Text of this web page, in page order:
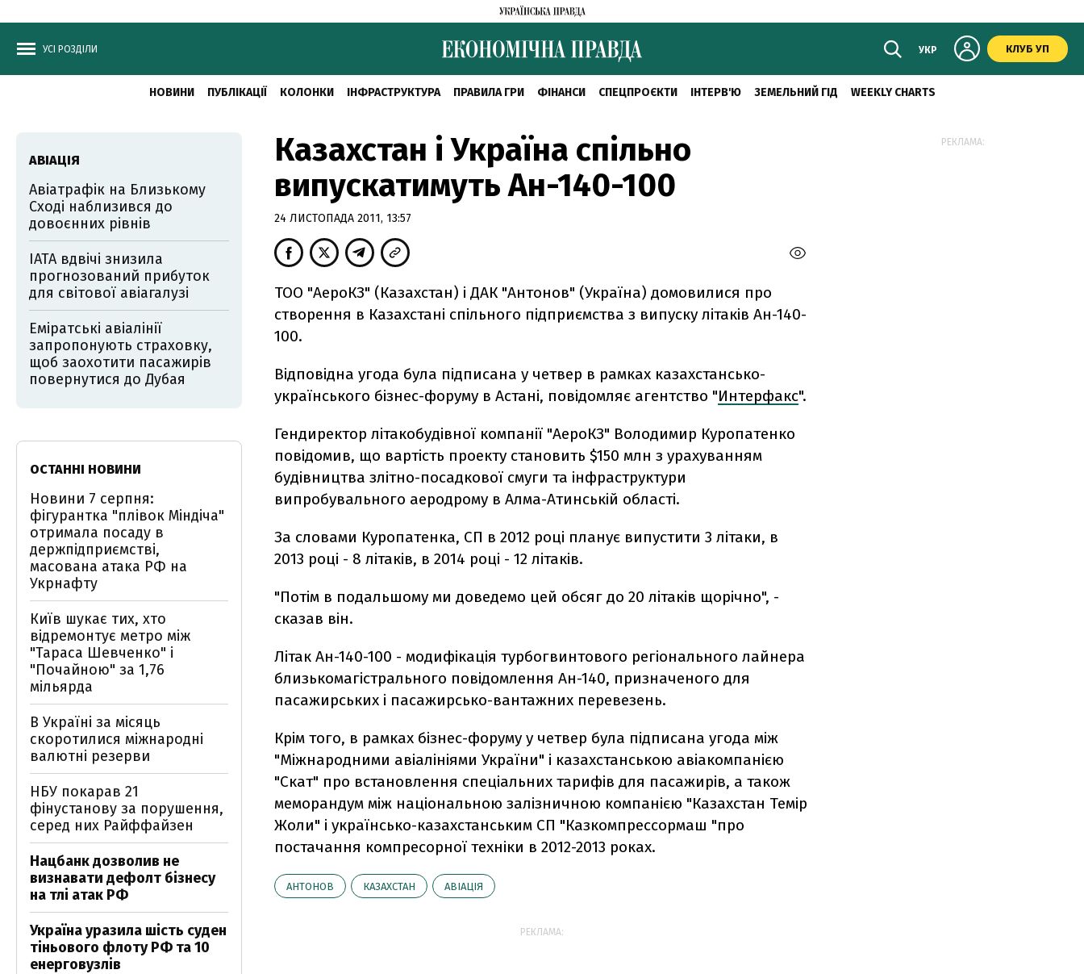
УСІ РОЗДІЛИ УКР КЛУБ УП
НОВИНИ ПУБЛІКАЦІЇ КОЛОНКИ ІНФРАСТРУКТУРА ПРАВИЛА ГРИ ФІНАНСИ СПЕЦПРОЄКТИ ІНТЕРВ'Ю ЗЕМЕЛЬНИЙ ГІД WEEKLY CHARTS
Казахстан і Україна спільно
випускатимуть Ан-140-100
24 ЛИСТОПАДА 2011, 13:57
ТОО "АероКЗ" (Казахстан) і ДАК "Антонов" (Україна) домовилися про
створення в Казахстані спільного підприємства з випуску літаків Ан-140-
100.
Відповідна угода була підписана у четвер в рамках казахстансько-
українського бізнес-форуму в Астані, повідомляє агентство "Интерфакс".
Гендиректор літакобудівної компанії "АероКЗ" Володимир Куропатенко
повідомив, що вартість проекту становить $150 млн з урахуванням
будівництва злітно-посадкової смуги та інфраструктури
випробувального аеродрому в Алма-Атинській області.
За словами Куропатенка, СП в 2012 році планує випустити 3 літаки, в
2013 році - 8 літаків, в 2014 році - 12 літаків.
"Потім в подальшому ми доведемо цей обсяг до 20 літаків щорічно", -
сказав він.
Літак Ан-140-100 - модифікація турбогвинтового регіонального лайнера
близькомагістрального повідомлення Ан-140, призначеного для
пасажирських і пасажирсько-вантажних перевезень.
Крім того, в рамках бізнес-форуму у четвер була підписана угода між
"Міжнародними авіалініями України" і казахстанською авіакомпанією
"Скат" про встановлення спеціальних тарифів для пасажирів, а також
меморандум між національною залізничною компанією "Казахстан Темір
Жоли" і українсько-казахстанським СП "Казкомпрессормаш "про
постачання компресорної техніки в 2012-2013 роках.
АНТОНОВ КАЗАХСТАН АВІАЦІЯ
РЕКЛАМА:
АВІАЦІЯ
Авіатрафік на Близькому
Сході наблизився до
довоєнних рівнів
IATA вдвічі знизила
прогнозований прибуток
для світової авіагалузі
Еміратські авіалінії
запропонують страховку,
щоб заохотити пасажирів
повернутися до Дубая
ОСТАННІ НОВИНИ
Новини 7 серпня:
фігурантка "плівок Міндіча"
отримала посаду в
держпідприємстві,
масована атака РФ на
Укрнафту
Київ шукає тих, хто
відремонтує метро між
"Тараса Шевченко" і
"Почайною" за 1,76
мільярда
В Україні за місяць
скоротилися міжнародні
валютні резерви
НБУ покарав 21
фінустанову за порушення,
серед них Райффайзен
Нацбанк дозволив не
визнавати дефолт бізнесу
на тлі атак РФ
Україна уразила шість суден
тіньового флоту РФ та 10
енерговузлів
РЕКЛАМА: